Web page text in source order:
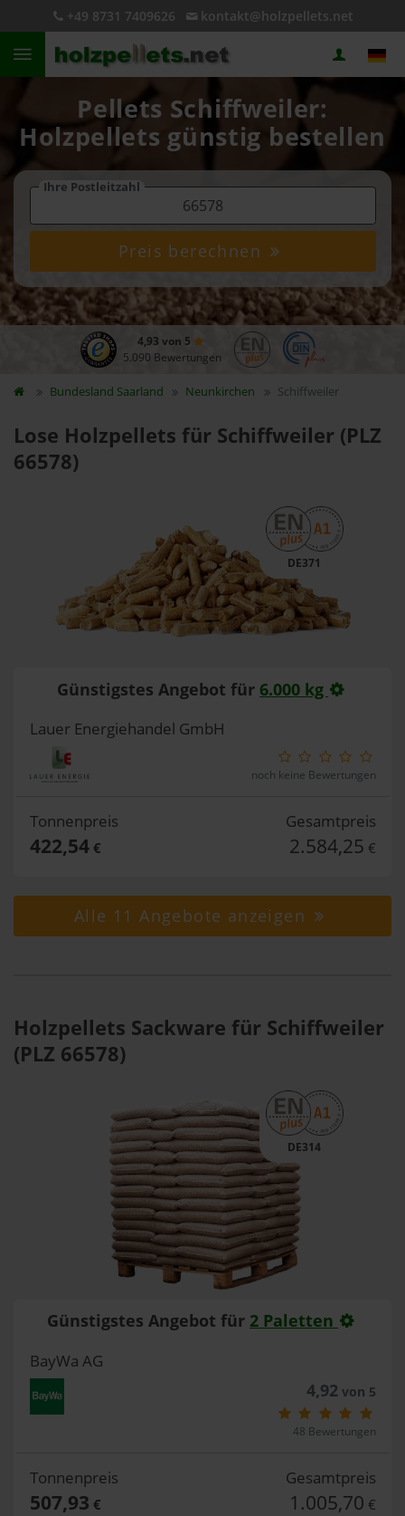
+49 8731 7409626 kontakt@holzpellets.net
Pellets Schiffweiler:
Holzpellets günstig bestellen
Ihre Postleitzahl
Preis berechnen
4,93 von 5
5.090 Bewertungen
Bundesland Saarland Neunkirchen Schiffweiler
Lose Holzpellets für Schiffweiler (PLZ
66578)
DE371
Günstigstes Angebot für 6.000 kg
Lauer Energiehandel GmbH
noch keine Bewertungen
Tonnenpreis
422,54€
Gesamtpreis
2.584,25 €
Alle 11 Angebote anzeigen
Holzpellets Sackware für Schiffweiler
(PLZ 66578)
DE314
Günstigstes Angebot für 2 Paletten
BayWa AG
4,92von 5
48 Bewertungen
Tonnenpreis
507,93 €
Gesamtpreis
1.005,70 €